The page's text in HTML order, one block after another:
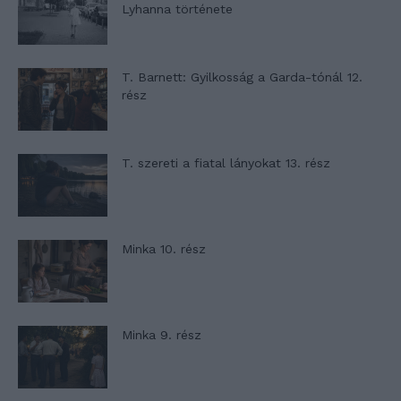
Lyhanna története
T. Barnett: Gyilkosság a Garda-tónál 12.
rész
T. szereti a fiatal lányokat 13. rész
Minka 10. rész
Minka 9. rész